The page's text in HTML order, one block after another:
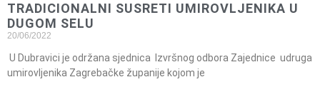
TRADICIONALNI SUSRETI UMIROVLJENIKA U
DUGOM SELU
20/06/2022
U Dubravici je održana sjednica Izvršnog odbora Zajednice udruga
umirovljenika Zagrebačke županije kojom je